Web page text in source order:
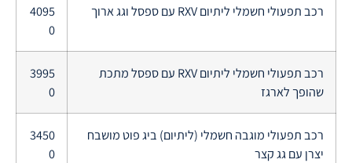
רכב תפעולי חשמלי ליתיום RXV עם ספסל וגג ארוך
4095
0
רכב תפעולי חשמלי ליתיום RXV עם ספסל מתכת
שהופך לארגז
3995
0
רכב תפעולי מוגבה חשמלי (ליתיום) ביג פוט מושבח
יצרן עם גג קצר
3450
0